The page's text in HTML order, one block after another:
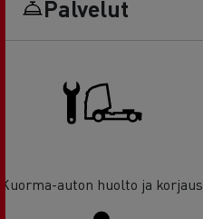
Palvelut
Kuorma-auton huolto ja korjaus